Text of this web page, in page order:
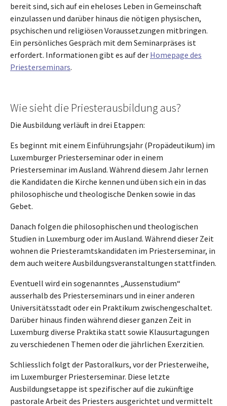
bereit sind, sich auf ein eheloses Leben in Gemeinschaft
einzulassen und darüber hinaus die nötigen physischen,
psychischen und religiösen Voraussetzungen mitbringen.
Ein persönliches Gespräch mit dem Seminarpräses ist
erfordert. Informationen gibt es auf der Homepage des
Priesterseminars.
Wie sieht die Priesterausbildung aus?
Die Ausbildung verläuft in drei Etappen:
Es beginnt mit einem Einführungsjahr (Propädeutikum) im
Luxemburger Priesterseminar oder in einem
Priesterseminar im Ausland. Während diesem Jahr lernen
die Kandidaten die Kirche kennen und üben sich ein in das
philosophische und theologische Denken sowie in das
Gebet.
Danach folgen die philosophischen und theologischen
Studien in Luxemburg oder im Ausland. Während dieser Zeit
wohnen die Priesteramtskandidaten im Priesterseminar, in
dem auch weitere Ausbildungsveranstaltungen stattfinden.
Eventuell wird ein sogenanntes „Aussenstudium“
ausserhalb des Priesterseminars und in einer anderen
Universitätsstadt oder ein Praktikum zwischengeschaltet.
Darüber hinaus finden während dieser ganzen Zeit in
Luxemburg diverse Praktika statt sowie Klausurtagungen
zu verschiedenen Themen oder die jährlichen Exerzitien.
Schliesslich folgt der Pastoralkurs, vor der Priesterweihe,
im Luxemburger Priesterseminar. Diese letzte
Ausbildungsetappe ist spezifischer auf die zukünftige
pastorale Arbeit des Priesters ausgerichtet und vermittelt